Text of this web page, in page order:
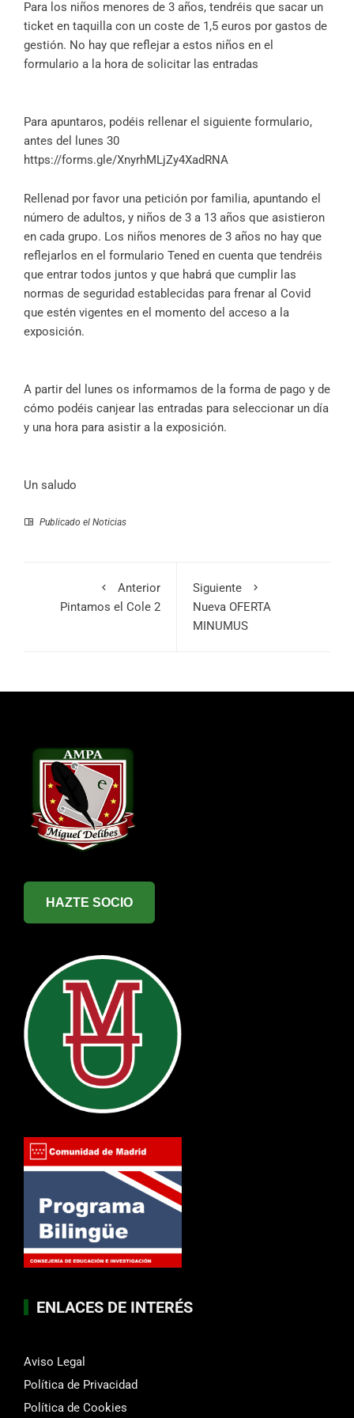
Para los niños menores de 3 años, tendréis que sacar un
ticket en taquilla con un coste de 1,5 euros por gastos de
gestión. No hay que reflejar a estos niños en el
formulario a la hora de solicitar las entradas
Para apuntaros, podéis rellenar el siguiente formulario,
antes del lunes 30
https://forms.gle/XnyrhMLjZy4XadRNA
Rellenad por favor una petición por familia, apuntando el
número de adultos, y niños de 3 a 13 años que asistieron
en cada grupo. Los niños menores de 3 años no hay que
reflejarlos en el formulario Tened en cuenta que tendréis
que entrar todos juntos y que habrá que cumplir las
normas de seguridad establecidas para frenar al Covid
que estén vigentes en el momento del acceso a la
exposición.
A partir del lunes os informamos de la forma de pago y de
cómo podéis canjear las entradas para seleccionar un día
y una hora para asistir a la exposición.
Un saludo
Publicado el Noticias
Anterior
Pintamos el Cole 2
Siguiente
Nueva OFERTA
MINUMUS
HAZTE SOCIO
ENLACES DE INTERÉS
Aviso Legal
Política de Privacidad
Política de Cookies